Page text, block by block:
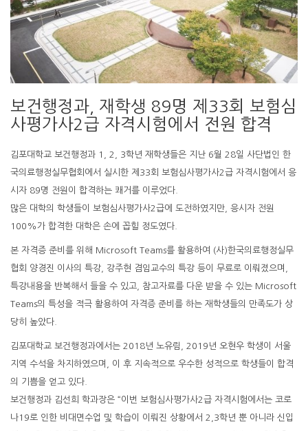
보건행정과, 재학생 89명 제33회 보험심
사평가사2급 자격시험에서 전원 합격
김포대학교 보건행정과 1, 2, 3학년 재학생들은 지난 6월 28일 사단법인 한
국의료행정실무협회에서 실시한 제33회 보험심사평가사2급 자격시험에서 응
시자 89명 전원이 합격하는 쾌거를 이루었다.
많은 대학의 학생들이 보험심사평가사2급에 도전하였지만, 응시자 전원
100%가 합격한 대학은 손에 꼽힐 정도였다.
본 자격증 준비를 위해 Microsoft Teams를 활용하여 (사)한국의료행정실무
협회 양경진 이사의 특강, 강주현 겸임교수의 특강 등이 무료로 이뤄졌으며,
특강내용을 반복해서 들을 수 있고, 참고자료를 다운 받을 수 있는 Microsoft
Teams의 특성을 적극 활용하여 자격증 준비를 하는 재학생들의 만족도가 상
당히 높았다.
김포대학교 보건행정과에서는 2018년 노유림, 2019년 오현우 학생이 서울
지역 수석을 차지하였으며, 이 후 지속적으로 우수한 성적으로 학생들이 합격
의 기쁨을 얻고 있다.
보건행정과 김선희 학과장은 “이번 보험심사평가사2급 자격시험에서는 코로
나19로 인한 비대면수업 및 학습이 이뤄진 상황에서 2,3학년 뿐 아니라 신입